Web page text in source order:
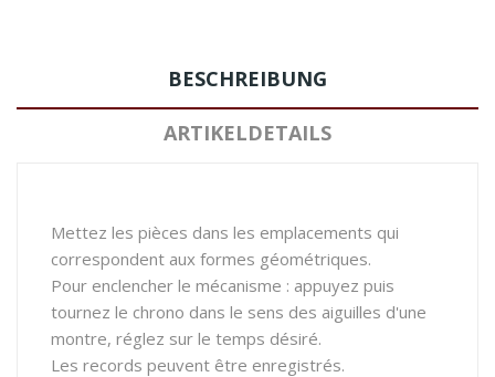
BESCHREIBUNG
ARTIKELDETAILS
Mettez les pièces dans les emplacements qui
correspondent aux formes géométriques.
Pour enclencher le mécanisme : appuyez puis
tournez le chrono dans le sens des aiguilles d'une
montre, réglez sur le temps désiré.
Les records peuvent être enregistrés.